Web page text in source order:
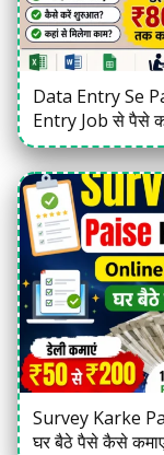
Data Entry Se
Entry Job से पैसे
Survey Karke
घर बैठे पैसे कैसे